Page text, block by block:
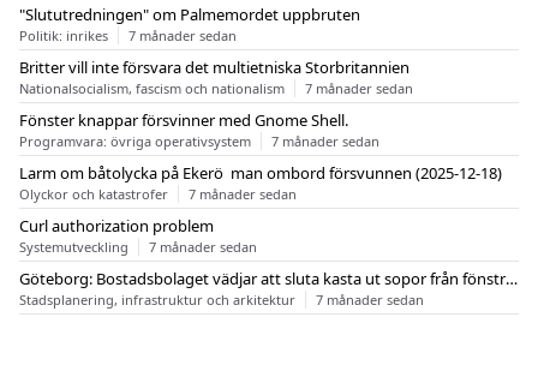
"Slututredningen" om Palmemordet uppbruten
Politik: inrikes 7 månader sedan
Britter vill inte försvara det multietniska Storbritannien
Nationalsocialism, fascism och nationalism 7 månader sedan
Fönster knappar försvinner med Gnome Shell.
Programvara: övriga operativsystem 7 månader sedan
Larm om båtolycka på Ekerö  man ombord försvunnen (2025-12-18)
Olyckor och katastrofer 7 månader sedan
Curl authorization problem
Systemutveckling 7 månader sedan
Göteborg: Bostadsbolaget vädjar att sluta kasta ut sopor från fönstren
Stadsplanering, infrastruktur och arkitektur 7 månader sedan